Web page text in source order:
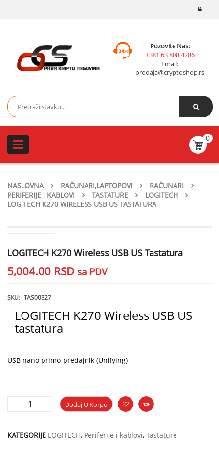
Pozovite Nas:
+381 63 808 4286
Email:
prodaja@cryptoshop.rs
Toggle
navigation
0
NASLOVNA RAČUNARI,LAPTOPOVI
RAČUNARI
PERIFERIJE I KABLOVI
TASTATURE
LOGITECH
LOGITECH K270 WIRELESS USB US TASTATURA
LOGITECH K270 Wireless USB US Tastatura
5,004.00 RSD sa PDV
SKU: TAS00327
LOGITECH K270 Wireless USB US
tastatura
USB nano primo-predajnik (Unifying)
Dodaj U Korpu
KATEGORIJE LOGITECH, Periferije i kablovi, Tastature